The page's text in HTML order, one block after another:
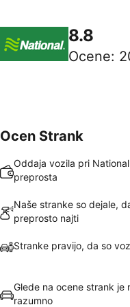
8.8
Ocene:
Ocen Strank
Oddaja vozila pri
preprosta
Naše stranke so dejale,
preprosto najti
Stranke pravijo, da so
Glede na ocene strank je
razumno